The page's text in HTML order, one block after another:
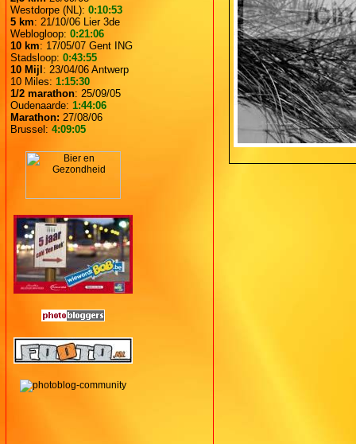
Westdorpe (NL): 0:10:53
5 km: 21/10/06 Lier 3de
Weblogloop: 0:21:06
10 km: 17/05/07 Gent ING
Stadsloop: 0:43:55
10 Mijl: 23/04/06 Antwerp
10 Miles: 1:15:30
1/2 marathon: 25/09/05
Oudenaarde: 1:44:06
Marathon: 27/08/06
Brussel: 4:09:05